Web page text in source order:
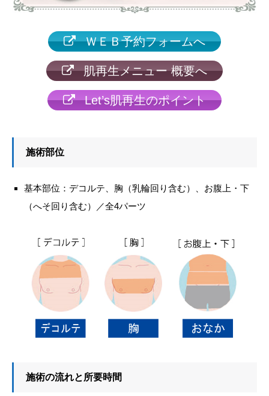
ＷＥＢ予約フォームへ
肌再生メニュー 概要へ
Let’s肌再生のポイント
施術部位
基本部位：デコルテ、胸（乳輪回り含む）、お腹上・下
（へそ回り含む）／全4パーツ
施術の流れと所要時間